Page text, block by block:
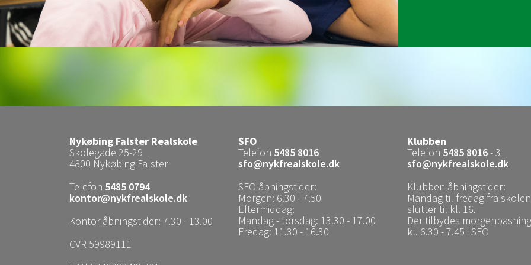
Nykøbing Falster Realskole
Skolegade 25-29
4800 Nykøbing Falster
Telefon 5485 0794
kontor@nykfrealskole.dk
Kontor åbningstider: 7.30 - 13.00
CVR 59989111
SFO
Telefon 5485 8016
sfo@nykfrealskole.dk
SFO åbningstider:
Morgen: 6.30 - 7.50
Eftermiddag:
Mandag - torsdag: 13.30 - 17.00
Fredag: 11.30 - 16.30
Klubben
Telefon 5485 8016- 3
sfo@nykfrealskole.dk
Klubben åbningstider:
Mandag til fredag fra skolen
slutter til kl. 16.
Der tilbydes morgenpasning
kl. 6.30 - 7.45 i SFO